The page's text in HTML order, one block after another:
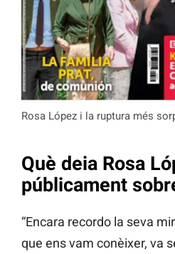
Rosa López i la ruptura més
Què deia Rosa
públicament
“Encara recordo la seva
que ens vam conèixer, va